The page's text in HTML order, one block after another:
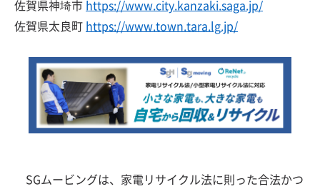
佐賀県神埼市 https://www.city.kanzaki.saga.jp/
佐賀県太良町 https://www.town.tara.lg.jp/
SGムービングは、家電リサイクル法に則った合法かつ